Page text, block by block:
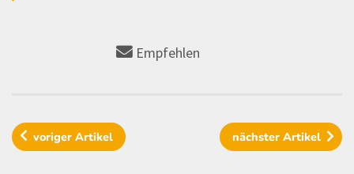
Empfehlen
vorigerArtikel nächster Artikel